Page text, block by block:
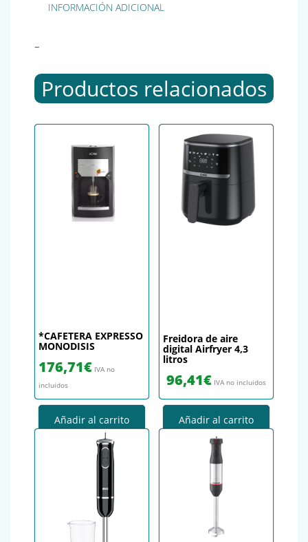
INFORMACIÓN ADICIONAL
–
Productos relacionados
*CAFETERA EXPRESSO
MONODISIS
176,71€ IVA no
incluidos
Añadir al carrito
Freidora de aire
digital Airfryer 4,3
litros
96,41€ IVA no incluidos
Añadir al carrito